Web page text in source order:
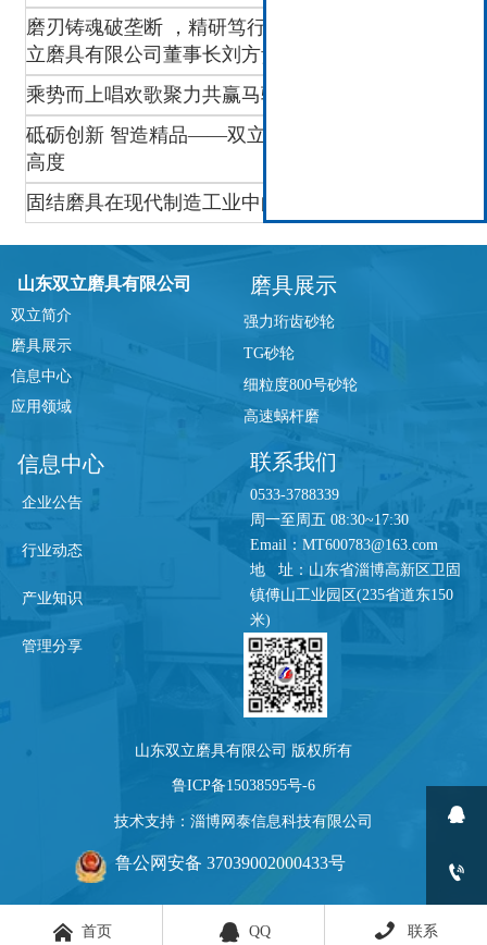
磨刃铸魂破垄断 ，精研笃行强智造 ——访山东双
立磨具有限公司董事长刘方贵
乘势而上唱欢歌聚力共赢马骋程
砥砺创新 智造精品——双立磨具迈向高端磨削新
高度
固结磨具在现代制造工业中的应用
山东双立磨具有限公司
双立简介
磨具展示
信息中心
应用领域
磨具展示
强力珩齿砂轮
TG砂轮
细粒度800号砂轮
高速蜗杆磨
信息中心
企业公告
行业动态
产业知识
管理分享
联系我们
0533-3788339
周一至周五 08:30~17:30
Email：MT600783@163.com
地 址：山东省淄博高新区卫固
镇傅山工业园区(235省道东150
米)
山东双立磨具有限公司 版权所有
鲁ICP备15038595号-6
技术支持：淄博网泰信息科技有限公司
鲁公网安备 37039002000433号
 首页  QQ  联系

